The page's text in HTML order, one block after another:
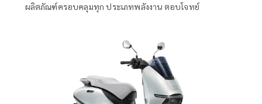
ผลิตภัณฑ์ครอบคลุมทุก ประเภทพลังงาน ตอบโจทย์